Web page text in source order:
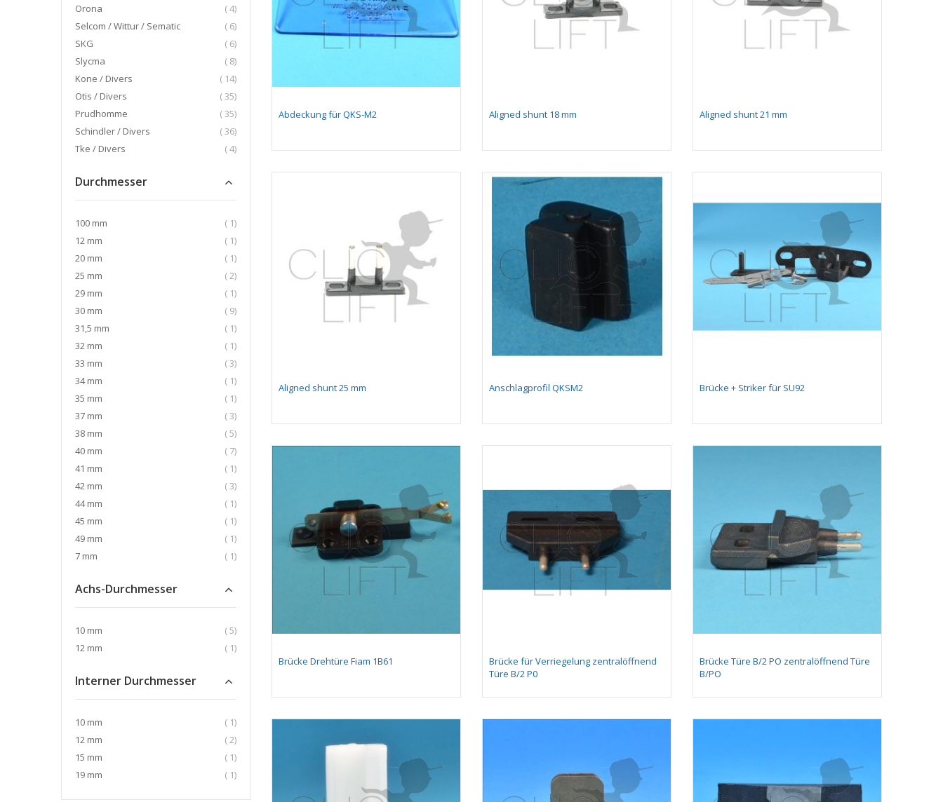
Abdeckung für QKS-M2 Aligned shunt 18 mm Aligned shunt 21 mm
Aligned shunt 25 mm Anschlagprofil QKSM2 Brücke + Striker für SU92
Brücke Drehtüre Fiam 1B61
Brücke für Verriegelung zentralöffnend
Türe B/2 P0
Brücke Türe B/2 PO zentralöffnend Türe
B/PO
Orona
4Artikel
Selcom / Wittur / Sematic
6Artikel
SKG
6Artikel
Slycma
8Artikel
Kone / Divers
14Artikel
Otis / Divers
35Artikel
Prudhomme
35Artikel
Schindler / Divers
36Artikel
Tke / Divers
4Artikel
Durchmesser
100 mm 1Artikel
12 mm
1Artikel
20 mm
1Artikel
25 mm
2Artikel
29 mm
1Artikel
30 mm
9Artikel
31,5 mm
1Artikel
32 mm
1Artikel
33 mm
3Artikel
34 mm
1Artikel
35 mm
1Artikel
37 mm
3Artikel
38 mm
5Artikel
40 mm
7Artikel
41 mm
1Artikel
42 mm
3Artikel
44 mm
1Artikel
45 mm
1Artikel
49 mm
1Artikel
7 mm
1Artikel
Achs-Durchmesser
10 mm 5Artikel
12 mm
1Artikel
Interner Durchmesser
10 mm 1Artikel
12 mm
2Artikel
15 mm
1Artikel
19 mm
1Artikel